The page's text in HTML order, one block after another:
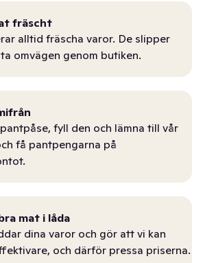
fräscht
alltid fräscha varor. De slipper
omvägen genom butiken.
fyll den och lämna till vår
få pantpengarna på
mat i låda
dina varor och gör att vi kan
och därför pressa priserna.